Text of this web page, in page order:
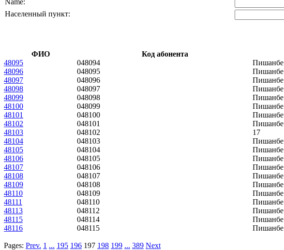
Населенный пункт:
ФИО Код абонента
48095
048094 Пишанбе
48096
048095 Пишанбе
48097
048096 Пишанбе
48098
048097 Пишанбе
48099
048098 Пишанбе
48100
048099 Пишанбе
48101
048100 Пишанбе
48102
048101 Пишанбе
48103
048102
17
48104
048103 Пишанбе
48105
048104 Пишанбе
48106
048105 Пишанбе
48107
048106 Пишанбе
48108
048107 Пишанбе
48109
048108 Пишанбе
48110
048109 Пишанбе
48111
048110 Пишанбе
48113
048112 Пишанбе
48115
048114 Пишанбе
48116
048115 Пишанбе
Pages: Prev. 1 ... 195 196 197 198 199 ... 389 Next